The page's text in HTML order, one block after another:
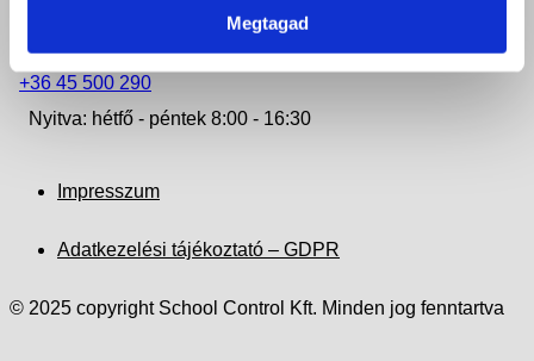
Megtagad
4600 Kisvárda, Szent László u. 38.
iroda.kisvarda@felveteliiroda.hu
+36 45 500 290
Nyitva: hétfő - péntek 8:00 - 16:30
Impresszum
Adatkezelési tájékoztató – GDPR
© 2025 copyright School Control Kft. Minden jog fenntartva